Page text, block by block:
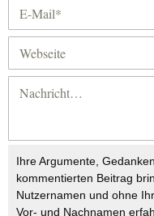
Ihre Argumente,
kommentierten Beitrag
Nutzernamen und ohne
Vor- und Nachnamen